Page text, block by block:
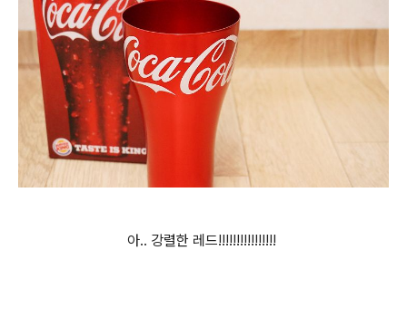
아.. 강렬한 레드!!!!!!!!!!!!!!!!